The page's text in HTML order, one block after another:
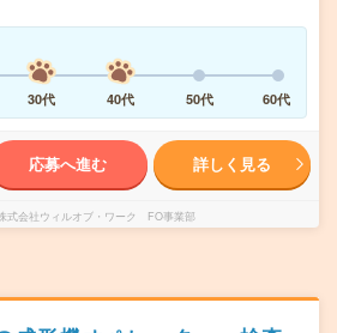
30代 40代 50代 60代
応募へ進む 詳しく見る
式会社ウィルオブ・ワーク FO事業部